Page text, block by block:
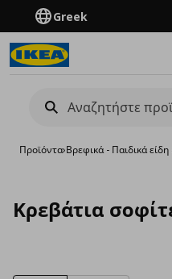
Greek
Προϊόντα›Βρεφικά - Παιδικά
Κρεβάτια